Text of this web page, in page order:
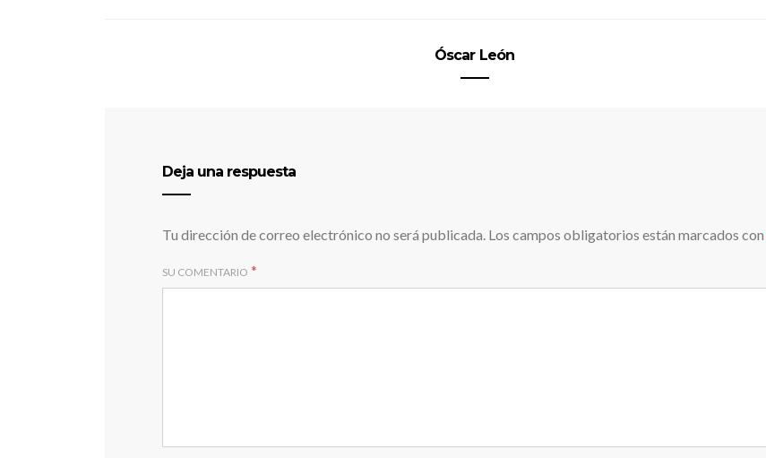
Óscar León
Deja una respuesta
Tu dirección de correo electrónico no será publicada. Los campos obligatorios están marcados con
SU COMENTARIO *